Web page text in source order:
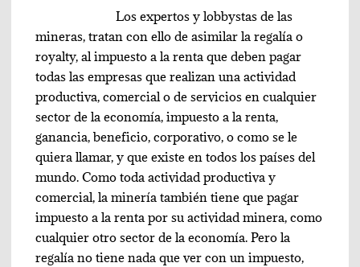
Los expertos y lobbystas de las
mineras, tratan con ello de asimilar la regalía o
royalty, al impuesto a la renta que deben pagar
todas las empresas que realizan una actividad
productiva, comercial o de servicios en cualquier
sector de la economía, impuesto a la renta,
ganancia, beneficio, corporativo, o como se le
quiera llamar, y que existe en todos los países del
mundo. Como toda actividad productiva y
comercial, la minería también tiene que pagar
impuesto a la renta por su actividad minera, como
cualquier otro sector de la economía. Pero la
regalía no tiene nada que ver con un impuesto,